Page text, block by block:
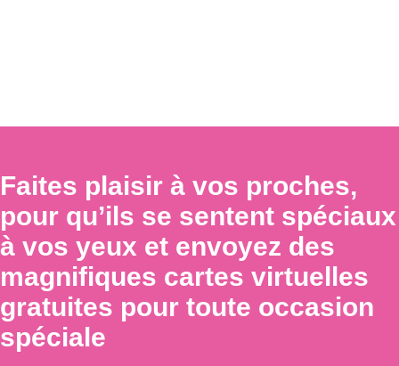
Faites plaisir à vos proches,
pour qu’ils se sentent spéciaux
à vos yeux et envoyez des
magnifiques cartes virtuelles
gratuites pour toute occasion
spéciale